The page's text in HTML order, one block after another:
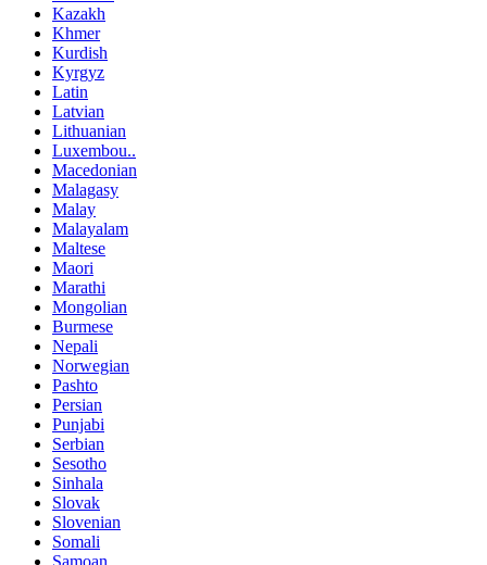
Kazakh
Khmer
Kurdish
Kyrgyz
Latin
Latvian
Lithuanian
Luxembou..
Macedonian
Malagasy
Malay
Malayalam
Maltese
Maori
Marathi
Mongolian
Burmese
Nepali
Norwegian
Pashto
Persian
Punjabi
Serbian
Sesotho
Sinhala
Slovak
Slovenian
Somali
Samoan